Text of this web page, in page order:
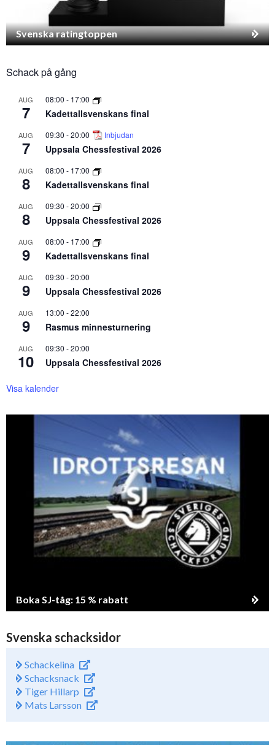
Svenska ratingtoppen
Schack på gång
AUG
7
08:00 - 17:00
Kadettallsvenskans final
AUG
7
09:30 -20:00 Inbjudan
Uppsala Chessfestival 2026
AUG
8
08:00 - 17:00
Kadettallsvenskans final
AUG
8
09:30 -20:00
Uppsala Chessfestival 2026
AUG
9
08:00 - 17:00
Kadettallsvenskans final
AUG
9
09:30 -20:00
Uppsala Chessfestival 2026
AUG
9
13:00 -22:00
Rasmus minnesturnering
AUG
10
09:30 -20:00
Uppsala Chessfestival 2026
Visa kalender
Boka SJ-tåg: 15 % rabatt
Svenska schacksidor
Schackelina
Schacksnack
Tiger Hillarp
Mats Larsson